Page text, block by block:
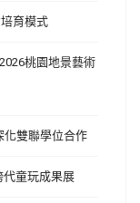
育模式
桃園地景藝術
化雙聯學位合作
代童玩成果展